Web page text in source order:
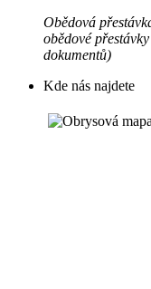
Obědová
obědové
dokumentů)
Kde nás najdete